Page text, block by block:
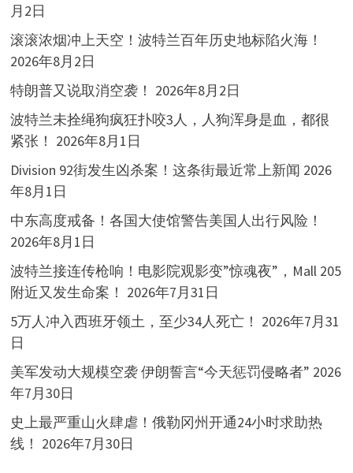
月2日
滚滚浓烟冲上天空！波特兰百年历史地标陷火海！
2026年8月2日
特朗普又说取消空袭！ 2026年8月2日
波特兰未拴绳狗疯狂扑咬3人，人狗浑身是血，都很
紧张！ 2026年8月1日
Division 92街发生凶杀案！这条街最近常上新闻 2026
年8月1日
中东高度戒备！各国大使馆警告美国人出行风险！
2026年8月1日
波特兰接连传枪响！电影院观影变”惊魂夜”，Mall 205
附近又发生命案！ 2026年7月31日
5万人冲入西班牙领土，至少34人死亡！ 2026年7月31
日
美军发动大规模空袭 伊朗誓言“今天惩罚侵略者” 2026
年7月30日
史上最严重山火肆虐！俄勒冈州开通24小时求助热
线！ 2026年7月30日